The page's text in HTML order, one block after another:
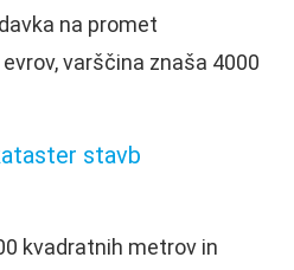
na promet
varščina znaša 4000
stavb
kvadratnih metrov in